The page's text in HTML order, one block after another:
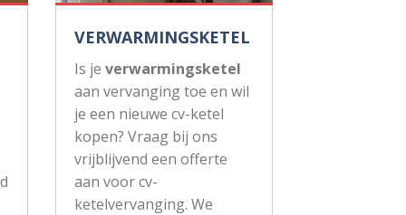
VERWARMINGSKETEL
Is je verwarmingsketel
aan vervanging toe en wil
je een nieuwe cv-ketel
kopen? Vraag bij ons
vrijblijvend een offerte
aan voor cv-
ketelvervanging. We